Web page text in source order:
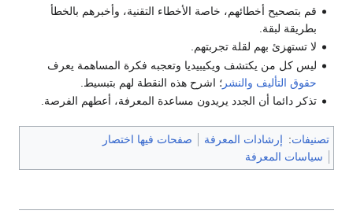
قم بتصحيح أخطائهم، خاصة الأخطاء التقنية، وأخبرهم بالخطأ
بطريقة لبقة.
لا تستهزئ بهم لقلة تجربتهم.
ليس كل من يكتشف ويكيبيديا وتعجبه فكرة المساهمة يعرف
حقوق التأليف والنشر؛ اشرح هذه النقطة لهم بتبسيط.
تذكر دائما أن الجدد يريدون مساعدة المعرفة، أعطهم الفرصة.
تصنيفات: إرشادات المعرفة
صفحات فيها اختصار
سياسات المعرفة